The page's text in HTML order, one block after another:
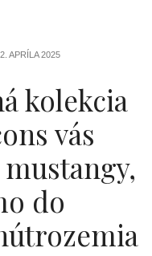
APRÍLA 2025
kolekcia
vás
do